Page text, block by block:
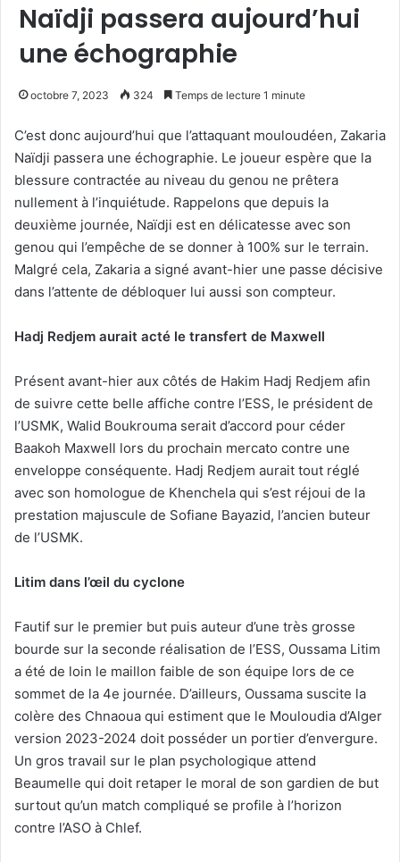
Naïdji passera aujourd’hui
une échographie
octobre 7, 2023 324 Temps de lecture 1 minute
C’est donc aujourd’hui que l’attaquant mouloudéen, Zakaria
Naïdji passera une échographie. Le joueur espère que la
blessure contractée au niveau du genou ne prêtera
nullement à l’inquiétude. Rappelons que depuis la
deuxième journée, Naïdji est en délicatesse avec son
genou qui l’empêche de se donner à 100% sur le terrain.
Malgré cela, Zakaria a signé avant-hier une passe décisive
dans l’attente de débloquer lui aussi son compteur.
Hadj Redjem aurait acté le transfert de Maxwell
Présent avant-hier aux côtés de Hakim Hadj Redjem afin
de suivre cette belle affiche contre l’ESS, le président de
l’USMK, Walid Boukrouma serait d’accord pour céder
Baakoh Maxwell lors du prochain mercato contre une
enveloppe conséquente. Hadj Redjem aurait tout réglé
avec son homologue de Khenchela qui s’est réjoui de la
prestation majuscule de Sofiane Bayazid, l’ancien buteur
de l’USMK.
Litim dans l’œil du cyclone
Fautif sur le premier but puis auteur d’une très grosse
bourde sur la seconde réalisation de l’ESS, Oussama Litim
a été de loin le maillon faible de son équipe lors de ce
sommet de la 4e journée. D’ailleurs, Oussama suscite la
colère des Chnaoua qui estiment que le Mouloudia d’Alger
version 2023-2024 doit posséder un portier d’envergure.
Un gros travail sur le plan psychologique attend
Beaumelle qui doit retaper le moral de son gardien de but
surtout qu’un match compliqué se profile à l’horizon
contre l’ASO à Chlef.